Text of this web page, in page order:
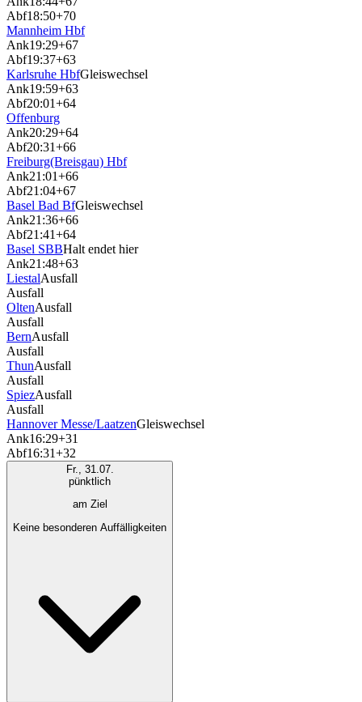
Abf18:50+70
Mannheim Hbf
Ank19:29+67
Abf19:37+63
Karlsruhe HbfGleiswechsel
Ank19:59+63
Abf20:01+64
Offenburg
Ank20:29+64
Abf20:31+66
Freiburg(Breisgau) Hbf
Ank21:01+66
Abf21:04+67
Basel Bad BfGleiswechsel
Ank21:36+66
Abf21:41+64
Basel SBBHalt endet hier
Ank21:48+63
LiestalAusfall
Ausfall
OltenAusfall
Ausfall
BernAusfall
Ausfall
ThunAusfall
Ausfall
SpiezAusfall
Ausfall
Hannover Messe/LaatzenGleiswechsel
Ank16:29+31
Abf16:31+32
Fr., 31.07.
pünktlich
am Ziel
Keine besonderen Auffälligkeiten